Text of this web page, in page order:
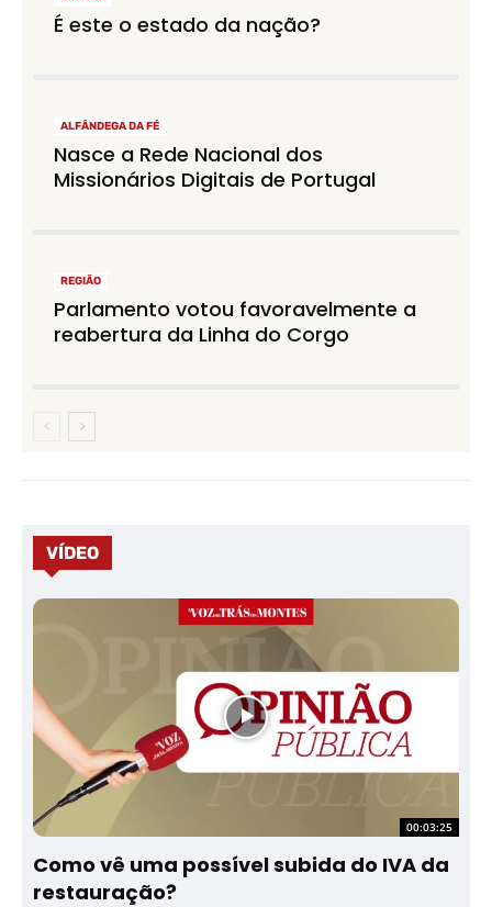
É este o estado da nação?
ALFÂNDEGA DA FÉ
Nasce a Rede Nacional dos
Missionários Digitais de Portugal
REGIÃO
Parlamento votou favoravelmente a
reabertura da Linha do Corgo
VÍDEO
00:03:25
Como vê uma possível subida do IVA da
restauração?